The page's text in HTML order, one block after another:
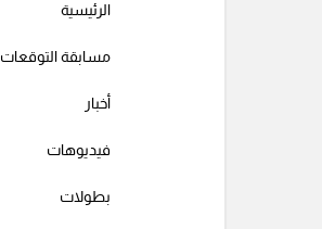
الرئيسية
مسابقة التوقعات
أخبار
فيديوهات
بطولات